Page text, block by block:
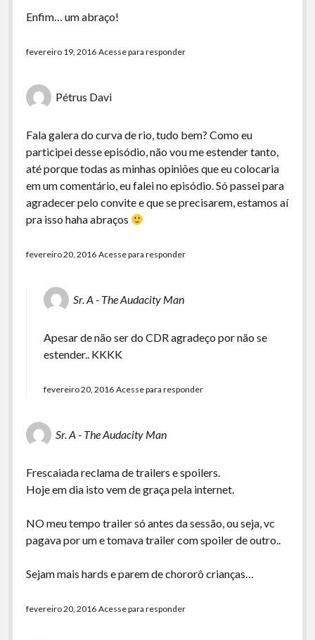
Enfim… um abraço!
fevereiro 19, 2016 Acesse para responder
Pétrus Davi
Fala galera do curva de rio, tudo bem? Como eu
participei desse episódio, não vou me estender tanto,
até porque todas as minhas opiniões que eu colocaria
em um comentário, eu falei no episódio. Só passei para
agradecer pelo convite e que se precisarem, estamos aí
pra isso haha abraços
fevereiro 20, 2016 Acesse para responder
Sr. A - The Audacity Man
Apesar de não ser do CDR agradeço por não se
estender.. KKKK
fevereiro 20, 2016 Acesse para responder
Sr. A - The Audacity Man
Frescaiada reclama de trailers e spoilers.
Hoje em dia isto vem de graça pela internet.
NO meu tempo trailer só antes da sessão, ou seja, vc
pagava por um e tomava trailer com spoiler de outro..
Sejam mais hards e parem de chororô crianças…
fevereiro 20, 2016 Acesse para responder